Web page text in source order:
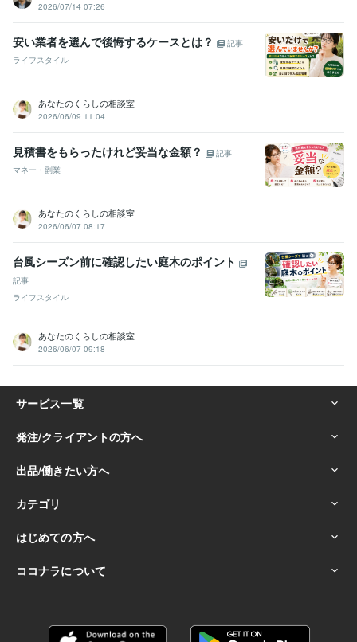
愚痴聞き
パワハラ
2026/07/14 07:26
安い業者を選んで後悔するケースとは？
記事
ライフスタイル
あなたのくらしの相談室
2026/06/09 11:04
見積書をもらったけれど妥当な金額？
記事
マネー・副業
あなたのくらしの相談室
2026/06/07 08:17
台風シーズン前に確認したい庭木のポイント
記事
ライフスタイル
あなたのくらしの相談室
2026/06/07 09:18